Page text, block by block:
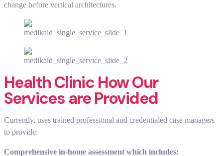
change before vertical architectures.
Health Clinic How Our
Services are Provided
Currently, uses trained professional and credentialed case managers
to provide:
Comprehensive in-home assessment which includes: